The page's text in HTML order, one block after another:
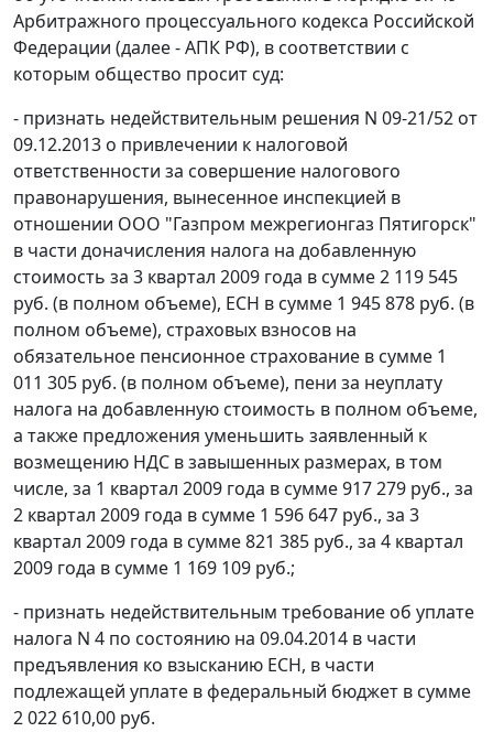
Арбитражного процессуального кодекса Российской
Федерации (далее - АПК РФ), в соответствии с
которым общество просит суд:
- признать недействительным решения N 09-21/52 от
09.12.2013 о привлечении к налоговой
ответственности за совершение налогового
правонарушения, вынесенное инспекцией в
отношении ООО "Газпром межрегионгаз Пятигорск"
в части доначисления налога на добавленную
стоимость за 3 квартал 2009 года в сумме 2 119 545
руб. (в полном объеме), ЕСН в сумме 1 945 878 руб. (в
полном объеме), страховых взносов на
обязательное пенсионное страхование в сумме 1
011 305 руб. (в полном объеме), пени за неуплату
налога на добавленную стоимость в полном объеме,
а также предложения уменьшить заявленный к
возмещению НДС в завышенных размерах, в том
числе, за 1 квартал 2009 года в сумме 917 279 руб., за
2 квартал 2009 года в сумме 1 596 647 руб., за 3
квартал 2009 года в сумме 821 385 руб., за 4 квартал
2009 года в сумме 1 169 109 руб.;
- признать недействительным требование об уплате
налога N 4 по состоянию на 09.04.2014 в части
предъявления ко взысканию ЕСН, в части
подлежащей уплате в федеральный бюджет в сумме
2 022 610,00 руб.